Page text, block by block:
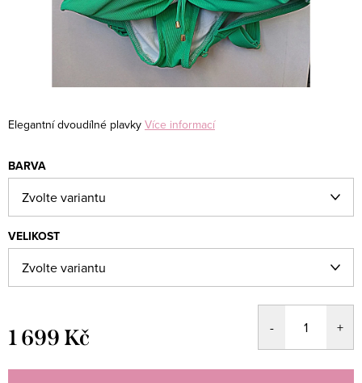
Elegantní dvoudílné plavky Více informací
BARVA
VELIKOST
1 699 Kč
cena: